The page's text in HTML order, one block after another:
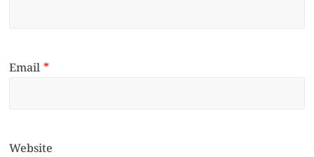
Email*
Website